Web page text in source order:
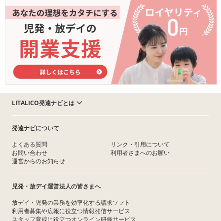
LITALICO発達ナビとは
発達ナビについて
よくある質問
お問い合わせ
運営からのお知らせ
リンク・引用について
利用者さまへのお願い
児発・放デイ運営法人の皆さまへ
放デイ・児発の業務を効率化する請求ソフト
利用者募集や広報に役立つ情報発信サービス
スタッフ育成に役立つオンライン研修サービス